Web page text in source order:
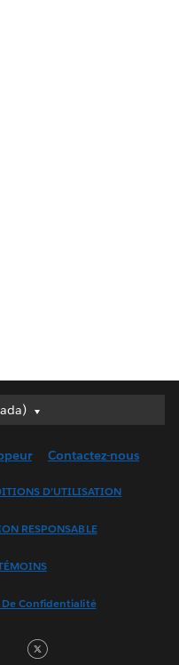
Contactez-nous
D’UTILISATION
RESPONSABLE
Confidentialité
Facebook